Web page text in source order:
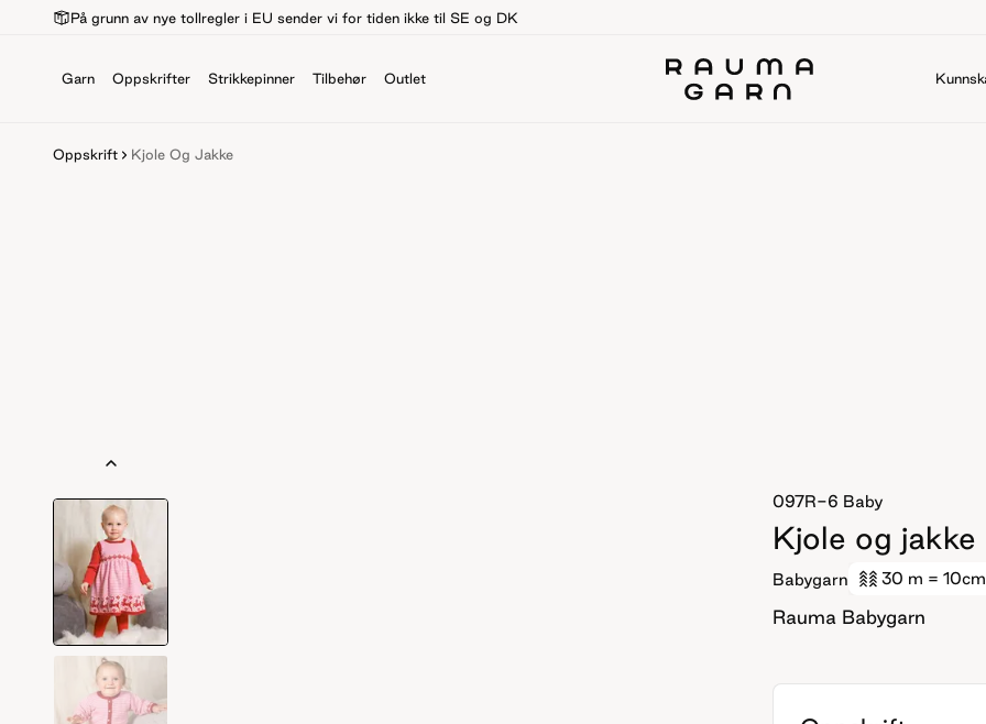
På grunn av nye tollregler i EU sender vi for tiden ikke til SE og DK
Garn Oppskrifter Strikkepinner Tilbehør Outlet
Oppskrift Kjole Og Jakke
097R-6 Baby
Kjole og jakke
Babygarn 30 m = 10cm
Rauma Babygarn